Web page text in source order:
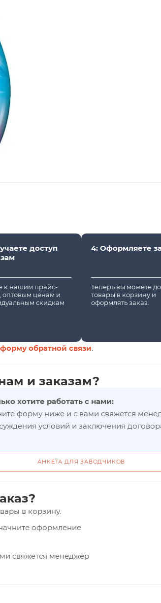
доступ
к нашим прайс-
оптовым ценам и
скидкам
4: Оформляете
Теперь вы можете
товары в корзину и
оформлять заказ.
форму обратной связи.
и заказам?
хотите работать с нами:
форму ниже и с вами свяжется
условий и заключения
АНКЕТА ДЛЯ ЗАВОДЧИКОВ
в корзину.
оформление
свяжется менеджер